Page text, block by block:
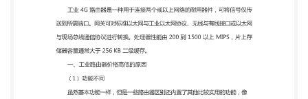
较高，价格自然也会跟着提高。 （2） 性能不同 性能
强劲的路由器内置强悍的处理器和大容量内存，因此
成本比较高。 （3） 应用不同 性能强劲的路由器区别
可以用于更多负载的网络，而低端路由器吃不消。
二、决定工业路由器档次的指标 （1） 处理器和内存